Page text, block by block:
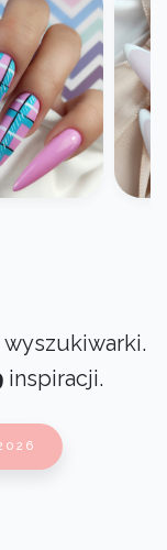
wyszukiwarki.
inspiracji.